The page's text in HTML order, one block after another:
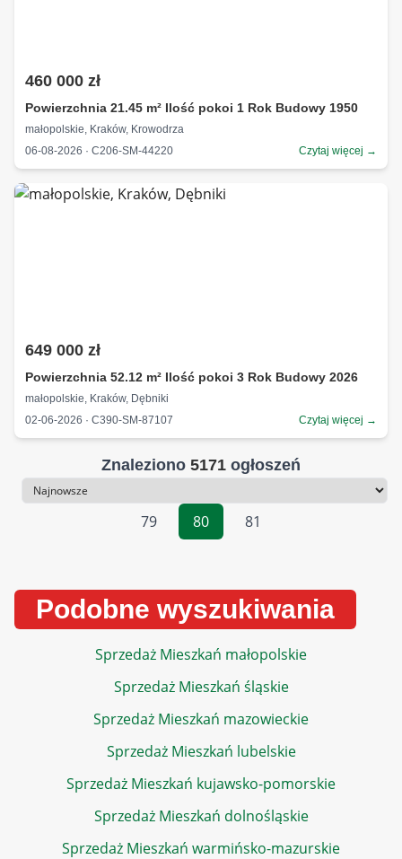
460 000 zł
Powierzchnia 21.45 m² Ilość pokoi 1 Rok Budowy 1950
małopolskie, Kraków, Krowodrza
06-08-2026 · C206-SM-44220
Czytaj więcej →
649 000 zł
Powierzchnia 52.12 m² Ilość pokoi 3 Rok Budowy 2026
małopolskie, Kraków, Dębniki
02-06-2026 · C390-SM-87107
Czytaj więcej →
Znaleziono 5171 ogłoszeń
Sortowanie
79
80 81
Podobne wyszukiwania
Sprzedaż Mieszkań małopolskie
Sprzedaż Mieszkań śląskie
Sprzedaż Mieszkań mazowieckie
Sprzedaż Mieszkań lubelskie
Sprzedaż Mieszkań kujawsko-pomorskie
Sprzedaż Mieszkań dolnośląskie
Sprzedaż Mieszkań warmińsko-mazurskie